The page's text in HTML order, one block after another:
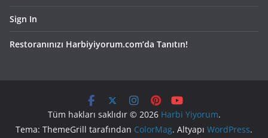
Sign In
Restoranınızı Harbiyiyorum.com’da Tanıtın!
Tüm hakları saklıdır © 2026 Harbi Yiyorum.
Tema: ThemeGrill tarafından ColorMag. Altyapı WordPress.